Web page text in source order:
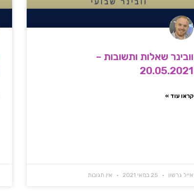
וובינר שאלות ותשובות –
20.05.2021
קראו עוד »
אייל גרשון אין תגובות